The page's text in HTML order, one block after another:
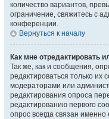
количество вариантов,
ограничение, свяжитесь с
конференции.
Вернуться к началу
Как мне отредактировать
Так же, как и сообщения,
редактироваться только их
модераторами или
редактирования опроса
редактированию первого
опрос всегда связан